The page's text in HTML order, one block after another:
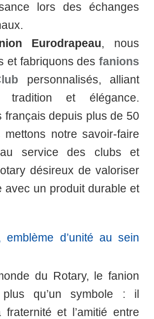
lors des échanges
Eurodrapeau, nous
et fabriquons des fanions
personnalisés, alliant
tradition et élégance.
français depuis plus de 50
mettons notre savoir-faire
service des clubs et
désireux de valoriser
avec un produit durable et
emblème d’unité au sein
du Rotary, le fanion
qu’un symbole : il
fraternité et l’amitié entre